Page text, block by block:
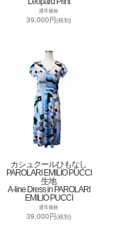
通常価格
39,000円(税別)
カシュクールひもなし
PAROLARI EMILIO PUCCI
生地
A-line Dress in PAROLARI
EMILIO PUCCI
通常価格
39,000円(税別)